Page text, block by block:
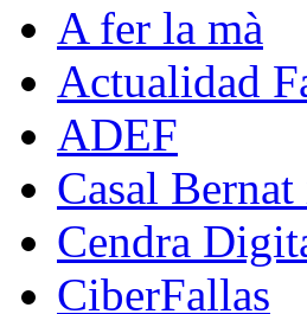
A fer la mà
Actualidad
ADEF
Casal
Cendra
CiberFallas